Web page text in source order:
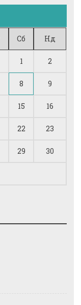
Сб Нд
1 2
8 9
15 16
22 23
29 30